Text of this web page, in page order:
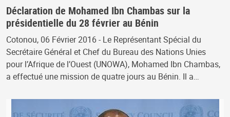
Déclaration de Mohamed Ibn Chambas sur la
présidentielle du 28 février au Bénin
Cotonou, 06 Février 2016 - Le Représentant Spécial du
Secrétaire Général et Chef du Bureau des Nations Unies
pour l’Afrique de l’Ouest (UNOWA), Mohamed Ibn Chambas,
a effectué une mission de quatre jours au Bénin. Il a…